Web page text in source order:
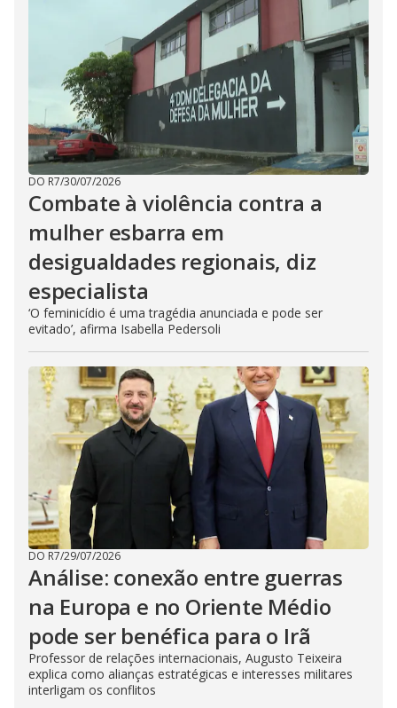
DO R7/30/07/2026
Combate à violência contra a
mulher esbarra em
desigualdades regionais, diz
especialista
‘O feminicídio é uma tragédia anunciada e pode ser
evitado’, afirma Isabella Pedersoli
DO R7/29/07/2026
Análise: conexão entre guerras
na Europa e no Oriente Médio
pode ser benéfica para o Irã
Professor de relações internacionais, Augusto Teixeira
explica como alianças estratégicas e interesses militares
interligam os conflitos